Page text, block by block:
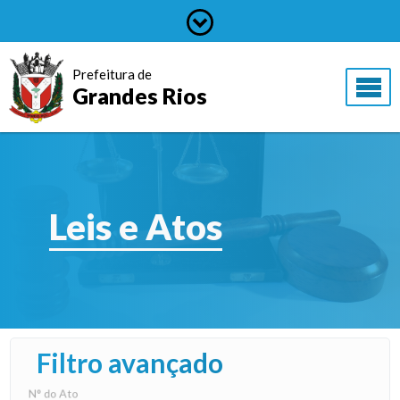
Prefeitura de
Grandes Rios
Leis e Atos
Filtro avançado
N° do Ato